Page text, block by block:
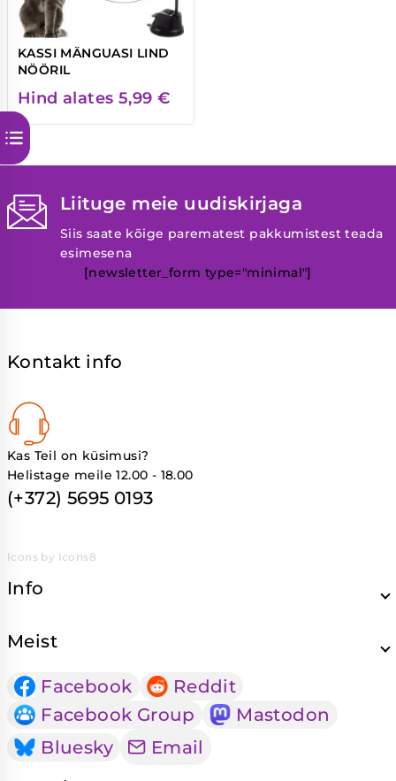
KASSI MÄNGUASI LIND
NÖÖRIL
Hind alates 5,99 €
Liituge meie uudiskirjaga
Siis saate kõige parematest pakkumistest teada
esimesena
[newsletter_form type="minimal"]
Kontakt info
Kas Teil on küsimusi?
Helistage meile 12.00 - 18.00
(+372) 5695 0193
Icons by Icons8
Info
Meist
Facebook
Reddit
Facebook Group
Mastodon
Bluesky
Email